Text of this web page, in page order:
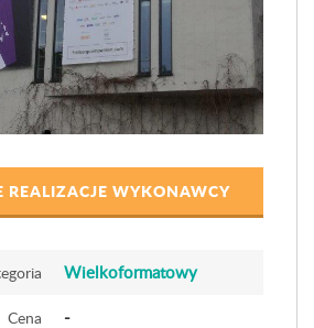
REALIZACJE WYKONAWCY
Wielkoformatowy
Cena -